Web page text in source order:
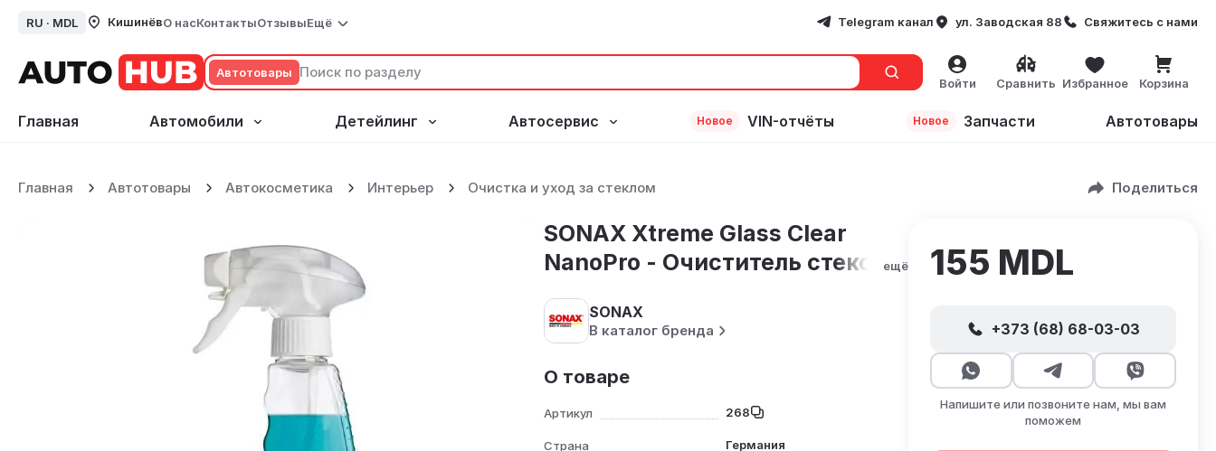
RU · MDL КишинёвО насКонтактыОтзывыЕщё Telegram канал ул. Заводская 88 Свяжитесь с нами
Автотовары
Войти Сравнить Избранное Корзина
Главная Автомобили Детейлинг Автосервис Новое VIN-отчёты Новое Запчасти Автотовары
SONAX Xtreme Glass Clear NanoPro - Очиститель стекол
Главная Автотовары Автокосметика Интерьер Очистка и уход за стеклом Поделиться
SONAX Xtreme Glass Clear
NanoPro - Очиститель стеколещё
SONAX
В каталог бренда
О товаре
Артикул 268
Страна Германия
155 MDL
+373 (68) 68-03-03
Напишите или позвоните нам, мы вам
поможем